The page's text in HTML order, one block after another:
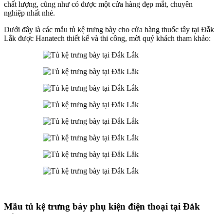
chất lượng, cũng như có được một cửa hàng đẹp mắt, chuyên
nghiệp nhất nhé.
Dưới đây là các mẫu tủ kệ trưng bày cho cửa hàng thuốc tây tại Đắk
Lắk được Hanatech thiết kế và thi công, mời quý khách tham khảo:
Mẫu tủ kệ trưng bày phụ kiện điện thoại tại Đắk